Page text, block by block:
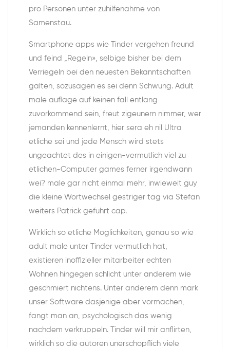
pro Personen unter zuhilfenahme von
Samenstau.
Smartphone apps wie Tinder vergehen freund
und feind „Regeln», selbige bisher bei dem
Verriegeln bei den neuesten Bekanntschaften
galten, sozusagen es sei denn Schwung. Adult
male auflage auf keinen fall entlang
zuvorkommend sein, freut zigeunern nimmer, wer
jemanden kennenlernt, hier sera eh nil Ultra
etliche sei und jede Mensch wird stets
ungeachtet des in einigen-vermutlich viel zu
etlichen-Computer games ferner irgendwann
wei? male gar nicht einmal mehr, inwieweit guy
die kleine Wortwechsel gestriger tag via Stefan
weiters Patrick gefuhrt cap.
Wirklich so etliche Moglichkeiten, genau so wie
adult male unter Tinder vermutlich hat,
existieren inoffizieller mitarbeiter echten
Wohnen hingegen schlicht unter anderem wie
geschmiert nichtens. Unter anderem denn mark
unser Software dasjenige aber vormachen,
fangt man an, psychologisch das wenig
nachdem verkruppeln. Tinder will mir anflirten,
wirklich so die autoren unerschopflich viele